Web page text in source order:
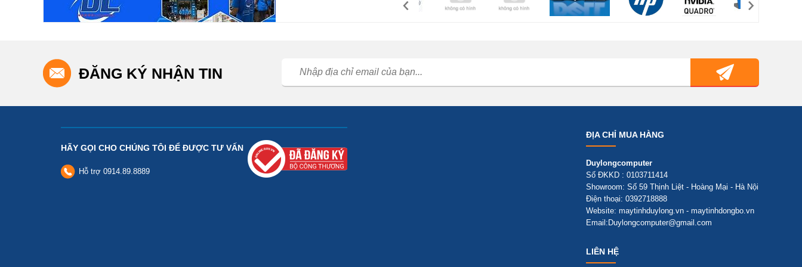
ĐĂNG KÝ NHẬN TIN
HÃY GỌI CHO CHÚNG TÔI ĐỂ ĐƯỢC TƯ VẤN
Hỗ trợ 0914.89.8889
ĐỊA CHỈ MUA HÀNG
Duylongcomputer
Số ĐKKD : 0103711414
Showroom: Số 59 Thịnh Liệt - Hoàng Mại - Hà Nội
Điện thoại: 0392718888
Website: maytinhduylong.vn - maytinhdongbo.vn
Email:Duylongcomputer@gmail.com
LIÊN HỆ